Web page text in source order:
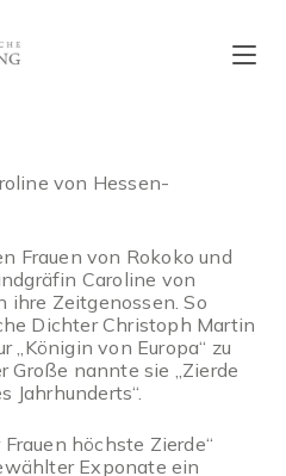
von Hessen-
Frauen von Rokoko und
Caroline von
ihre Zeitgenossen. So
Dichter Christoph Martin
„Königin von Europa“ zu
Große nannte sie „Zierde
Jahrhunderts“.
höchste Zierde“
Exponate ein